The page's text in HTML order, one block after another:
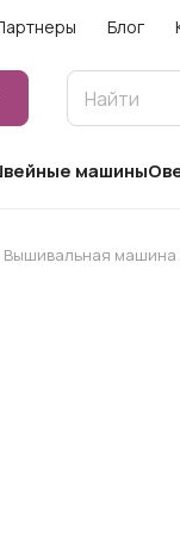
Блог
машины
Вышивальная машина